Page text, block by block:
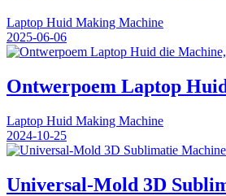
Laptop Huid Making Machine
2025-06-06
Ontwerpoem Laptop
Laptop Huid Making Machine
2024-10-25
Universal-Mold 3D